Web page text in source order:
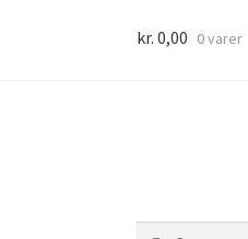
kr. 0,00 0 varer